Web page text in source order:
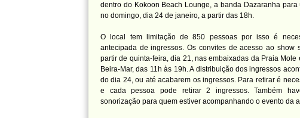
dentro do Kokoon Beach Lounge, a banda Dazaranha para
no domingo, dia 24 de janeiro, a partir das 18h.
O local tem limitação de 850 pessoas por isso é
antecipada de ingressos. Os convites de acesso ao show
partir de quinta-feira, dia 21, nas embaixadas da Praia Mole
Beira-Mar, das 11h às 19h. A distribuição dos ingressos
do dia 24, ou até acabarem os ingressos. Para retirar é
e cada pessoa pode retirar 2 ingressos. Também
sonorização para quem estiver acompanhando o evento da